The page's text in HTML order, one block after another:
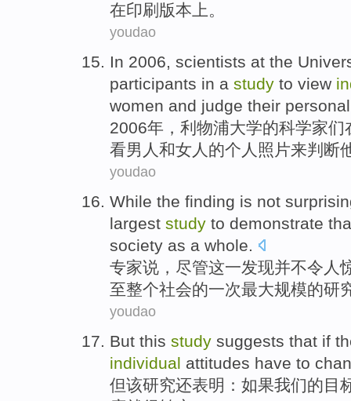
在印刷 版本 上。
youdao
In 2006, scientists at the
participants in a study to view
women and judge their
2006年， 利物浦大学的科学家们
看男人 和女人 的个人 照片来判断
youdao
While the finding is not
largest study to demonstrate
society as a whole.
专家说 ， 尽管这一发现并不令人
至整个社会的一次最大规模的研
youdao
But this study suggests that if
individual attitudes have to
但该研究还表明 ： 如果我们的目